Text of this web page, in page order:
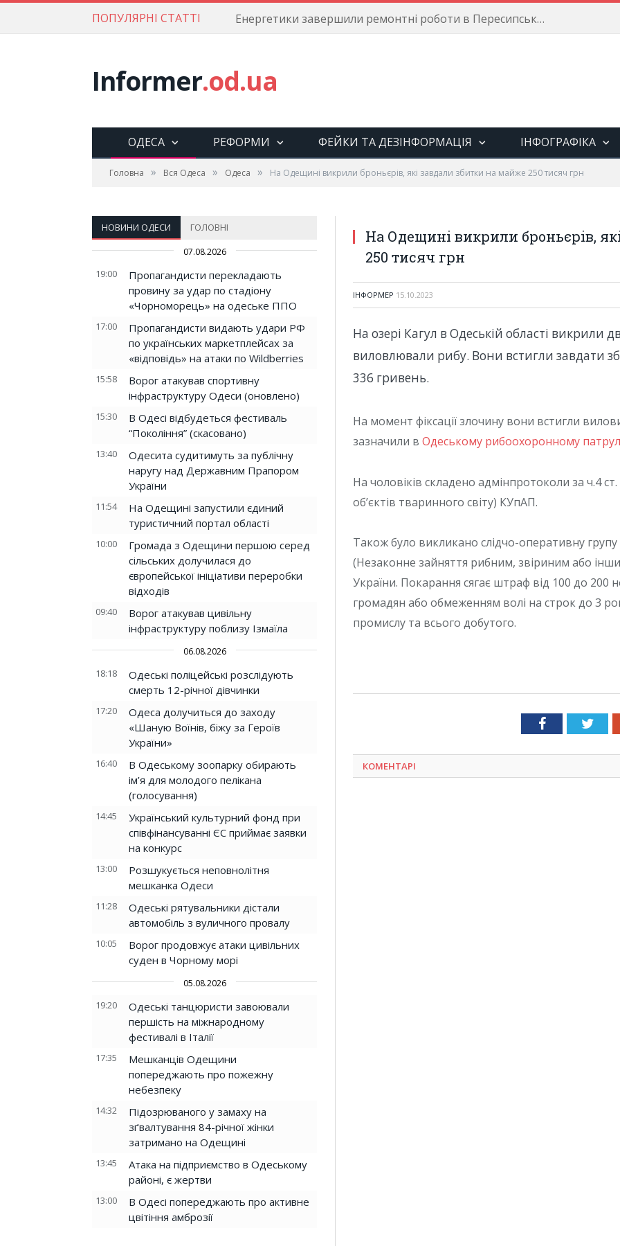
ПОПУЛЯРНІ СТАТТІ Енергетики завершили ремонтні роботи в Пересипському районі
Informer.od.ua
ОДЕСА РЕФОРМИ ФЕЙКИ ТА ДЕЗІНФОРМАЦІЯ ІНФОГРАФІКА
Головна » Вся Одеса » Одеса » На Одещині викрили броньєрів, які завдали збитки на майже 250 тисяч грн
НОВИНИ ОДЕСИ ГОЛОВНІ
07.08.2026
19:00
Пропагандисти перекладають
провину за удар по стадіону
«Чорноморець» на одеське ППО
17:00
Пропагандисти видають удари РФ
по українських маркетплейсах за
«відповідь» на атаки по Wildberries
15:58
Ворог атакував спортивну
інфраструктуру Одеси (оновлено)
15:30
В Одесі відбудеться фестиваль
“Покоління” (скасовано)
13:40
Одесита судитимуть за публічну
наругу над Державним Прапором
України
11:54
На Одещині запустили єдиний
туристичний портал області
10:00
Громада з Одещини першою серед
сільських долучилася до
європейської ініціативи переробки
відходів
09:40
Ворог атакував цивільну
інфраструктуру поблизу Ізмаїла
06.08.2026
18:18
Одеські поліцейські розслідують
смерть 12-річної дівчинки
17:20
Одеса долучиться до заходу
«Шаную Воїнів, біжу за Героїв
України»
16:40
В Одеському зоопарку обирають
ім’я для молодого пелікана
(голосування)
14:45
Український культурний фонд при
співфінансуванні ЄС приймає заявки
на конкурс
13:00
Розшукується неповнолітня
мешканка Одеси
11:28
Одеські рятувальники дістали
автомобіль з вуличного провалу
10:05
Ворог продовжує атаки цивільних
суден в Чорному морі
05.08.2026
19:20
Одеські танцюристи завоювали
першість на міжнародному
фестивалі в Італії
17:35
Мешканців Одещини
попереджають про пожежну
небезпеку
14:32
Підозрюваного у замаху на
зґвалтування 84-річної жінки
затримано на Одещині
13:45
Атака на підприємство в Одеському
районі, є жертви
13:00
В Одесі попереджають про активне
цвітіння амброзії
На Одещині викрили броньєрів,
250 тисяч грн
ІНФОРМЕР 15.10.2023
На озері Кагул в Одеській області викрили
виловлювали рибу. Вони встигли завдати
336 гривень.
На момент фіксації злочину вони встигли
зазначили в Одеському рибоохоронному
На чоловіків складено адмінпротоколи за ч.4
об’єктів тваринного світу) КУпАП.
Також було викликано слідчо-оперативну
(Незаконне зайняття рибним, звіриним або
України. Покарання сягає штраф від 100 до 200
громадян або обмеженням волі на строк до 3
промислу та всього добутого.
Facebook
КОМЕНТАРІ